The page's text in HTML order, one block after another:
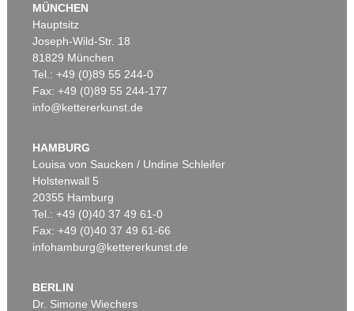
Auktion 413 - Lot 248
Ergebnis:€ 54.900
MÜNCHEN
Hauptsitz
Joseph-Wild-Str. 18
81829 München
Tel.: +49 (0)89 55 244-0
Fax: +49 (0)89 55 244-177
info@kettererkunst.de
HAMBURG
Louisa von Saucken / Undine Schleifer
Holstenwall 5
20355 Hamburg
Tel.: +49 (0)40 37 49 61-0
Fax: +49 (0)40 37 49 61-66
infohamburg@kettererkunst.de
BERLIN
Dr. Simone Wiechers